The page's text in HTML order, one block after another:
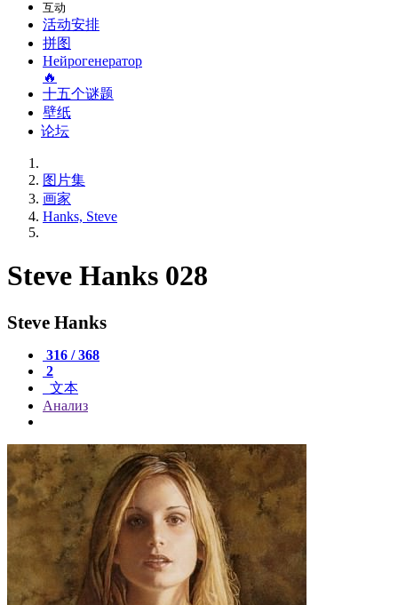
互动
活动安排
拼图
Нейрогенератор
🔥
十五个谜题
壁纸
论坛
图片集
画家
Hanks, Steve
Steve Hanks 028
Steve Hanks
316 / 368
2
文本
Анализ